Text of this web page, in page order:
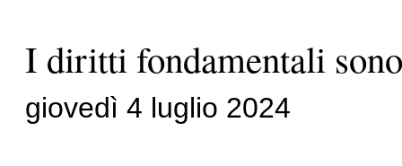
I diritti fondamentali
giovedì 4 luglio 2024